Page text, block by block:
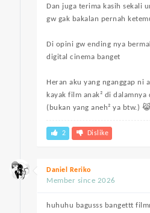
Dan juga terima kasih sekali
gw gak bakalan pernah
Di opini gw ending nya
digital cinema banget
Heran aku yang nganggap ni
kayak film anak² di dalamnya
(bukan yang aneh² ya btw.)
2 Dislike
Daniel Reriko
Member since 2026
huhuhu bagusss bangettt